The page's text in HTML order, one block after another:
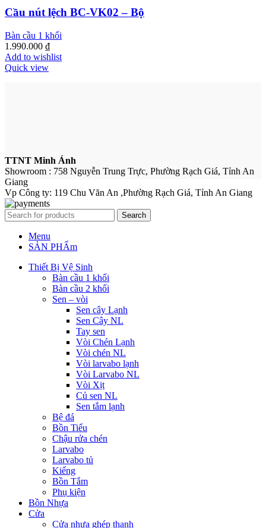
Cầu nút lệch BC-VK02 – Bộ
Bàn cầu 1 khối
1.990.000 ₫
Add to wishlist
Quick view
TTNT Minh Ánh
Showroom : 758 Nguyễn Trung Trực, Phường Rạch Giá, Tỉnh An
Giang
Vp Công ty: 119 Chu Văn An ,Phường Rạch Giá, Tỉnh An Giang
Search
Menu
SẢN PHẨm
Thiết Bị Vệ Sinh
Bàn cầu 1 khối
Bàn cầu 2 khối
Sen – vòi
Sen cây Lạnh
Sen Cây NL
Tay sen
Vòi Chén Lạnh
Vòi chén NL
Vòi larvabo lạnh
Vòi Larvabo NL
Vòi Xịt
Củ sen NL
Sen tắm lạnh
Bệ đá
Bồn Tiểu
Chậu rửa chén
Larvabo
Larvabo tủ
Kiếng
Bồn Tắm
Phụ kiện
Bồn Nhựa
Cửa
Cửa nhưa ghép thanh